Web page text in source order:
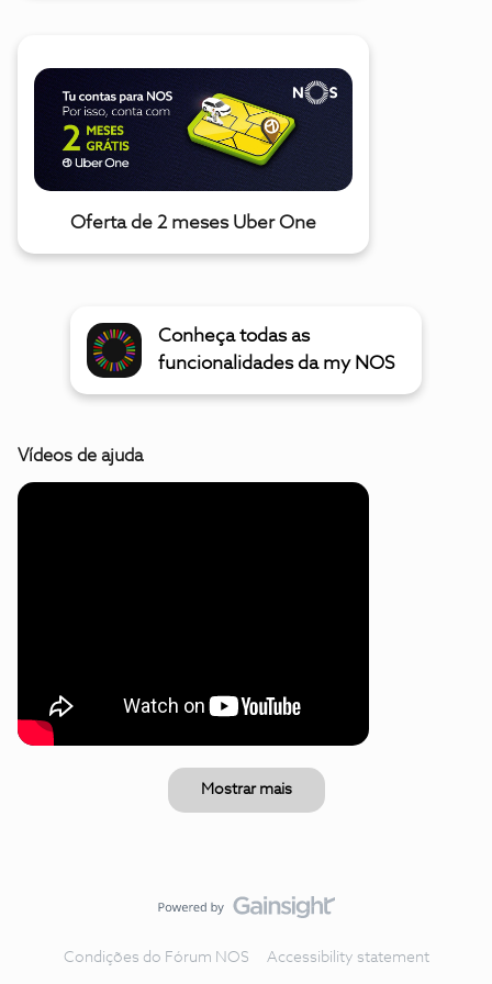
Oferta de 2 meses Uber One
Conheça todas as
funcionalidades da my NOS
Vídeos de ajuda
Mostrar mais
Condições do Fórum NOS Accessibility statement